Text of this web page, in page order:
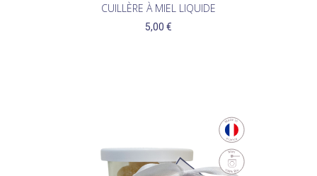
CUILLÈRE À MIEL LIQUIDE
5,00 €